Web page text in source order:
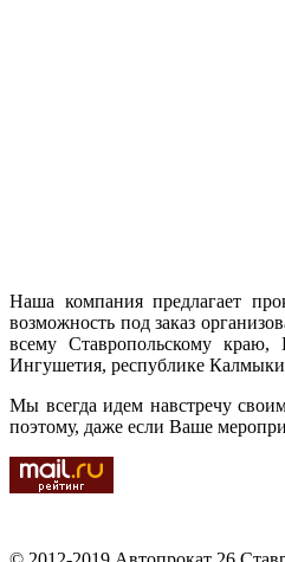
Наша компания предлагает
возможность под заказ
всему Ставропольскому краю,
Ингушетия, республике
Мы всегда идем навстречу
поэтому, даже если Ваше